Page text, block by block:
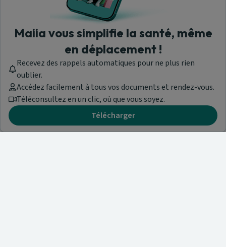
Maiia vous simplifie la santé, même
en déplacement !
Recevez des rappels automatiques pour ne plus rien
oublier.
Accédez facilement à tous vos documents et rendez-vous.
Téléconsultez en un clic, où que vous soyez.
Télécharger